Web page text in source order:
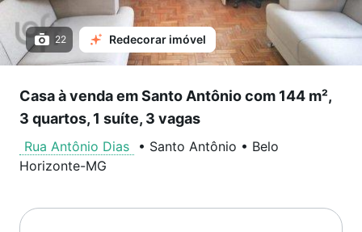
22 Redecorar imóvel
Casa à venda em Santo Antônio com 144 m²,
3 quartos, 1 suíte, 3 vagas
Rua Antônio Dias • Santo Antônio • Belo
Horizonte-MG